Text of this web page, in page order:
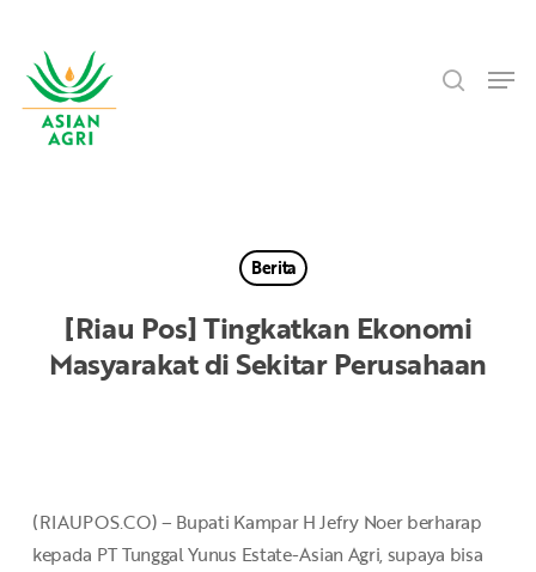
main
content
Berita
[Riau Pos] Tingkatkan Ekonomi
Masyarakat di Sekitar Perusahaan
(RIAUPOS.CO) – Bupati Kampar H Jefry Noer berharap
kepada PT Tunggal Yunus Estate-Asian Agri, supaya bisa